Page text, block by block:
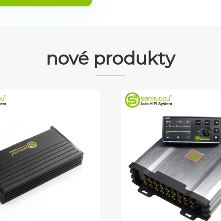
nové produkty